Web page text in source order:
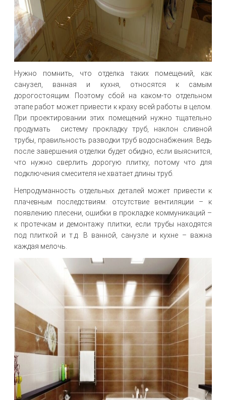
Нужно помнить, что отделка таких помещений, как
санузел, ванная и кухня, относятся к самым
дорогостоящим. Поэтому сбой на каком-то отдельном
этапе работ может привести к краху всей работы в целом.
При проектировании этих помещений нужно тщательно
продумать систему прокладку труб, наклон сливной
трубы, правильность разводки труб водоснабжения. Ведь
после завершения отделки будет обидно, если выяснится,
что нужно сверлить дорогую плитку, потому что для
подключения смесителя не хватает длины труб.
Непродуманность отдельных деталей может привести к
плачевным последствиям: отсутствие вентиляции – к
появлению плесени, ошибки в прокладке коммуникаций –
к протечкам и демонтажу плитки, если трубы находятся
под плиткой и т.д. В ванной, санузле и кухне – важна
каждая мелочь.